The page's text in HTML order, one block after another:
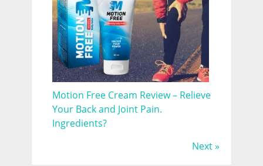
Motion Free Cream Review – Relieve
Your Back and Joint Pain.
Ingredients?
Next »